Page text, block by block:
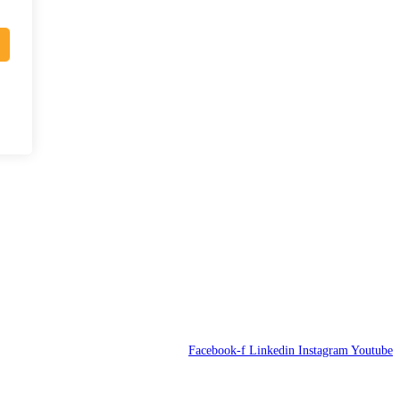
Facebook-f Linkedin Instagram Youtube